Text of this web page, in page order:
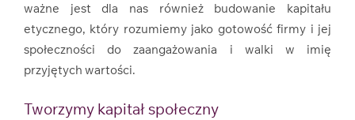
ważne jest dla nas również budowanie kapitału
etycznego, który rozumiemy jako gotowość firmy i jej
społeczności do zaangażowania i walki w imię
przyjętych wartości.
Tworzymy kapitał społeczny